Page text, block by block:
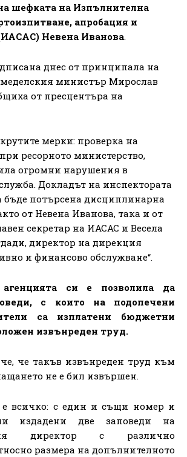
шефката на Изпълнителна
апробация и
Невена Иванова.
днес от принципала на
министър Мирослав
от пресцентъра на
мерки: проверка на
ресорното министерство,
огромни нарушения в
Докладът на инспектората
бъде потърсена дисциплинарна
от Невена Иванова, така и от
секретар на ИАСАС и Весела
директор на дирекция
и финансово обслужване“.
си е позволила да
с които на подопечени
са изплатени бюджетни
извънреден труд.
че такъв извънреден труд към
не е бил извършен.
е всичко: с един и същи номер и
издадени две заповеди на
директор с различно
размера на допълнителното